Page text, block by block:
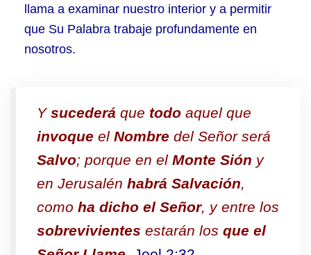
llama a examinar nuestro interior y a permitir
que Su Palabra trabaje profundamente en
nosotros.
Y sucederá que todo aquel que
invoque el Nombre del Señor será
Salvo; porque en el Monte Sión y
en Jerusalén habrá Salvación,
como ha dicho el Señor, y entre los
sobrevivientes estarán los que el